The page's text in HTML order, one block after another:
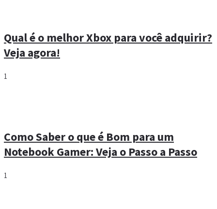
Qual é o melhor Xbox para você adquirir?
Veja agora!
1
Como Saber o que é Bom para um
Notebook Gamer: Veja o Passo a Passo
1